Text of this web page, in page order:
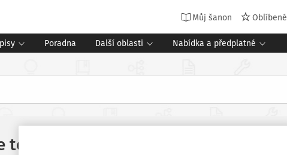
Můj šanon Oblíbené
Poradna Další oblasti Nabídka a předplatné
v dnešní době možné?